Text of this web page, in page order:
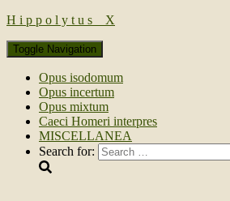
H i p p o l y t u s _ Х
Toggle Navigation
Opus isodomum
Opus incertum
Opus mixtum
Caeci Homeri interpres
MISCELLANEA
Search for: